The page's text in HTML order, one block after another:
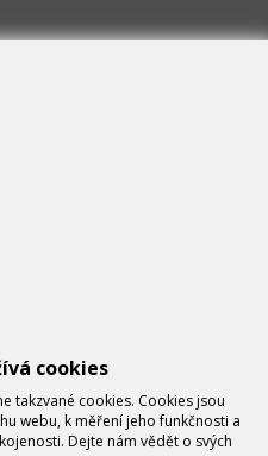
cookies
takzvané cookies. Cookies jsou
webu, k měření jeho funkčnosti a
Dejte nám vědět o svých